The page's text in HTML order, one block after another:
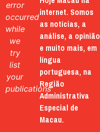
error
occurred
while
we
try
list
your
publications
internet. Somos
as notícias, a
análise, a opinião
e muito mais, em
língua
portuguesa, na
Região
Administrativa
Especial de
Macau.